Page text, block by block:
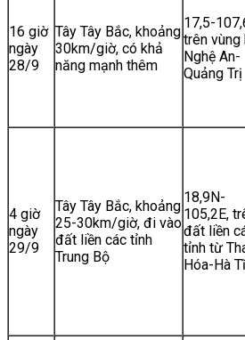
16 giờ
ngày
28/9
Tây Tây Bắc, khoảng
30km/giờ, có khả
năng mạnh thêm
17,5-
trên vùng
Nghệ An-
Quảng Trị
4 giờ
ngày
29/9
Tây Tây Bắc, khoảng
25-30km/giờ, đi vào
đất liền các tỉnh
Trung Bộ
18,9N-
105,2E,
đất liền
tỉnh từ
Hóa-Hà